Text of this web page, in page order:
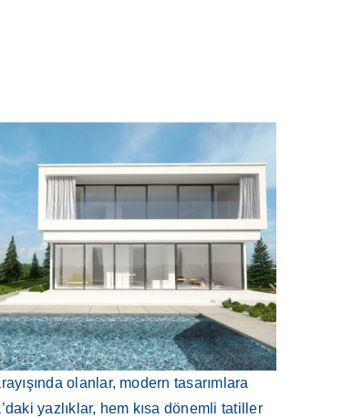
olanlar, modern tasarımlara
yazlıklar, hem kısa dönemli tatiller